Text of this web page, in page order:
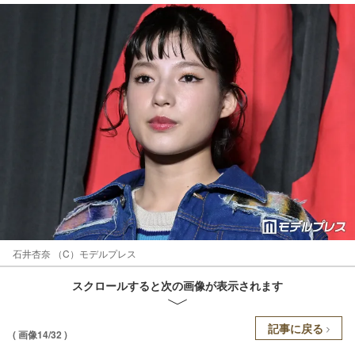
石井杏奈 （C）モデルプレス
スクロールすると次の画像が表示されます
( 画像14/32 ) 記事に戻る